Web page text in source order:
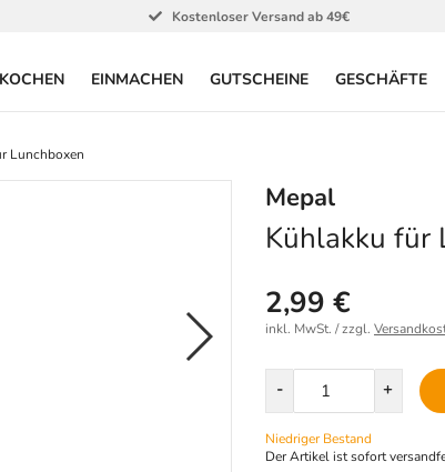
Kostenloser Versand ab 49€
KOCHEN EINMACHEN GUTSCHEINE GESCHÄFTE
Lunchboxen
Mepal
Kühlakku für
2,99 €
inkl. MwSt. / zzgl.
- +
Niedriger Bestand
Der Artikel ist sofort